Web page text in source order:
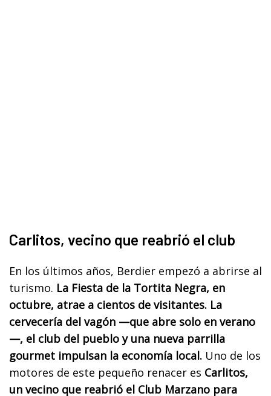
Carlitos, vecino que reabrió el club
En los últimos años, Berdier empezó a abrirse al
turismo. La Fiesta de la Tortita Negra, en
octubre, atrae a cientos de visitantes. La
cervecería del vagón —que abre solo en verano
—, el club del pueblo y una nueva parrilla
gourmet impulsan la economía local. Uno de los
motores de este pequeño renacer es Carlitos,
un vecino que reabrió el Club Marzano para